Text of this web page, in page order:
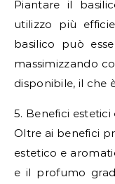
Piantare il
utilizzo più
basilico può
massimizzando
disponibile, il che
5. Benefici estetici
Oltre ai benefici
estetico e
e il profumo